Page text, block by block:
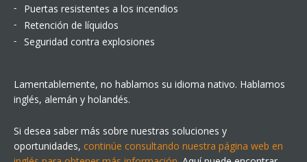
Puertas resistentes a los incendios
Retención de líquidos
Seguridad contra explosiones
Lamentablemente, no hablamos su idioma nativo. Hablamos
inglés, alemán y holandés.
Si desea saber más sobre nuestras soluciones y
oportunidades, continúe consultando nuestra página web en